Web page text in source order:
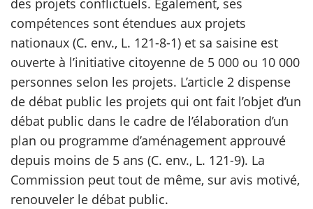
des projets conflictuels. Également, ses
compétences sont étendues aux projets
nationaux (C. env., L. 121-8-1) et sa saisine est
ouverte à l’initiative citoyenne de 5 000 ou 10 000
personnes selon les projets. L’article 2 dispense
de débat public les projets qui ont fait l’objet d’un
débat public dans le cadre de l’élaboration d’un
plan ou programme d’aménagement approuvé
depuis moins de 5 ans (C. env., L. 121-9). La
Commission peut tout de même, sur avis motivé,
renouveler le débat public.